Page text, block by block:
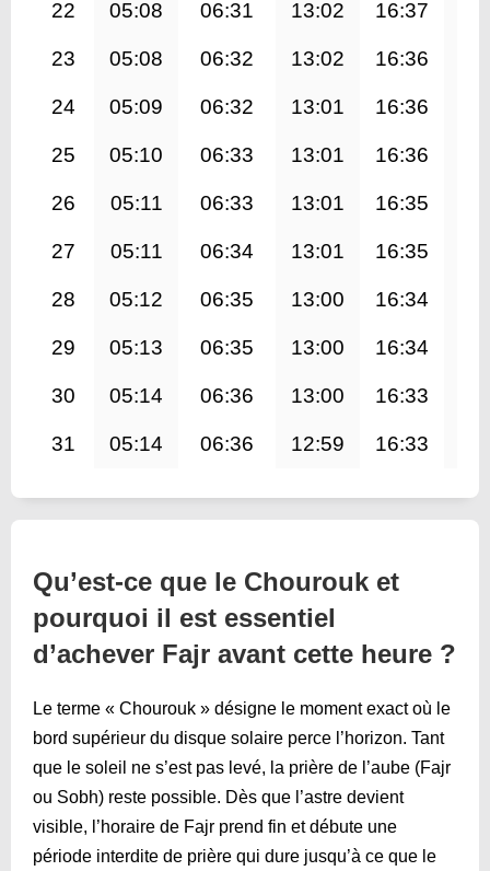
22 05:08 06:31 13:02 16:37
23 05:08 06:32 13:02 16:36
24 05:09 06:32 13:01 16:36
25 05:10 06:33 13:01 16:36
26 05:11 06:33 13:01 16:35
27 05:11 06:34 13:01 16:35
28 05:12 06:35 13:00 16:34
29 05:13 06:35 13:00 16:34
30 05:14 06:36 13:00 16:33
31 05:14 06:36 12:59 16:33
Qu’est-ce que le Chourouk et
pourquoi il est essentiel
d’achever Fajr avant cette heure ?
Le terme « Chourouk » désigne le moment exact où le
bord supérieur du disque solaire perce l’horizon. Tant
que le soleil ne s’est pas levé, la prière de l’aube (Fajr
ou Sobh) reste possible. Dès que l’astre devient
visible, l’horaire de Fajr prend fin et débute une
période interdite de prière qui dure jusqu’à ce que le